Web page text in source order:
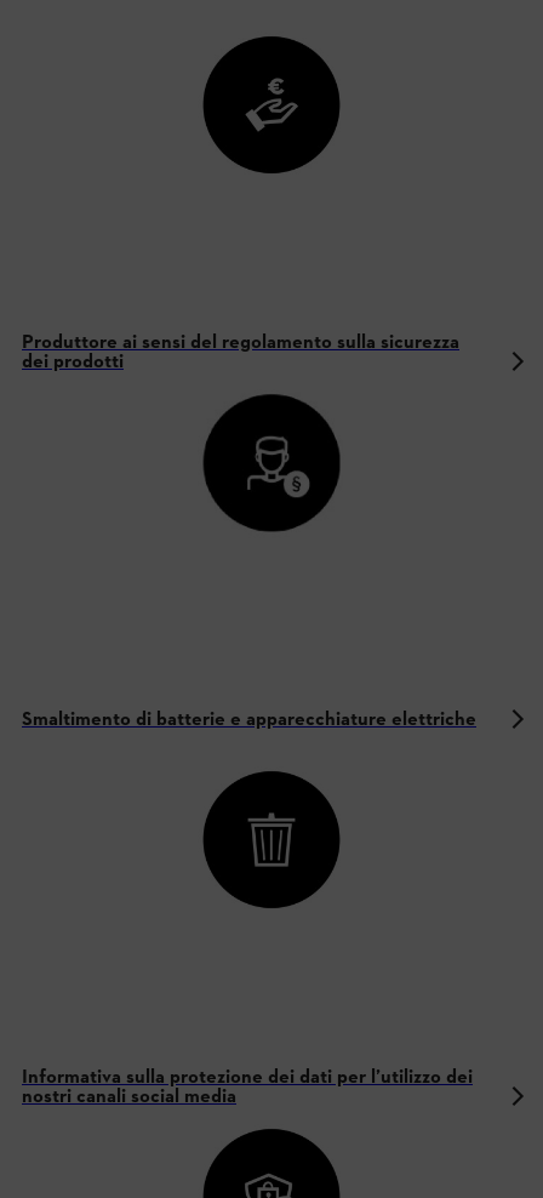
Produttore ai sensi del regolamento sulla sicurezza
dei prodotti
Smaltimento di batterie e apparecchiature elettriche
Informativa sulla protezione dei dati per l’utilizzo dei
nostri canali social media